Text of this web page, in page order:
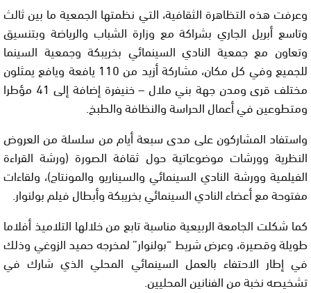
وعرفت هذه التظاهرة الثقافية، التي نظمتها الجمعية ما بين ثالث
وتاسع أبريل الجاري بشراكة مع وزارة الشباب والرياضة وبتنسيق
وتعاون مع جمعية النادي السينمائي بخريبكة وجمعية السينما
للجميع وفي كل مكان، مشاركة أزيد من 110 يافعة ويافع يمثلون
مختلف قرى ومدن جهة بني ملال – خنيفرة إضافة إلى 41 مؤطرا
ومتطوعين في أعمال الحراسة والنظافة والطبخ.
واستفاد المشاركون على مدى سبعة أيام من سلسلة من العروض
النظرية وورشات موضوعاتية حول ثقافة الصورة (ورشة القراءة
الفيلمية وورشة النادي السينمائي والسيناريو والمونتاج)، ولقاءات
مفتوحة مع أعضاء النادي السينمائي بخريبكة وأبطال فيلم بولنوار.
كما شكلت الجامعة الربيعية مناسبة تابع من خلالها التلاميذ أفلاما
طويلة وقصيرة، وعرض شريط “بولنوار” لمخرجه حميد الزوغي وذلك
في إطار الاحتفاء بالعمل السينمائي المحلي الذي شارك في
تشخيصه نخبة من الفنانين المحليين.